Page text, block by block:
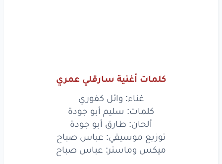
كلمات أغنية سارقلي عمري
غناء: وائل كفوري
كلمات: سليم أبو جودة
ألحان: طارق أبو جودة
توزيع موسيقي: عباس صباح
ميكس وماستر: عباس صباح